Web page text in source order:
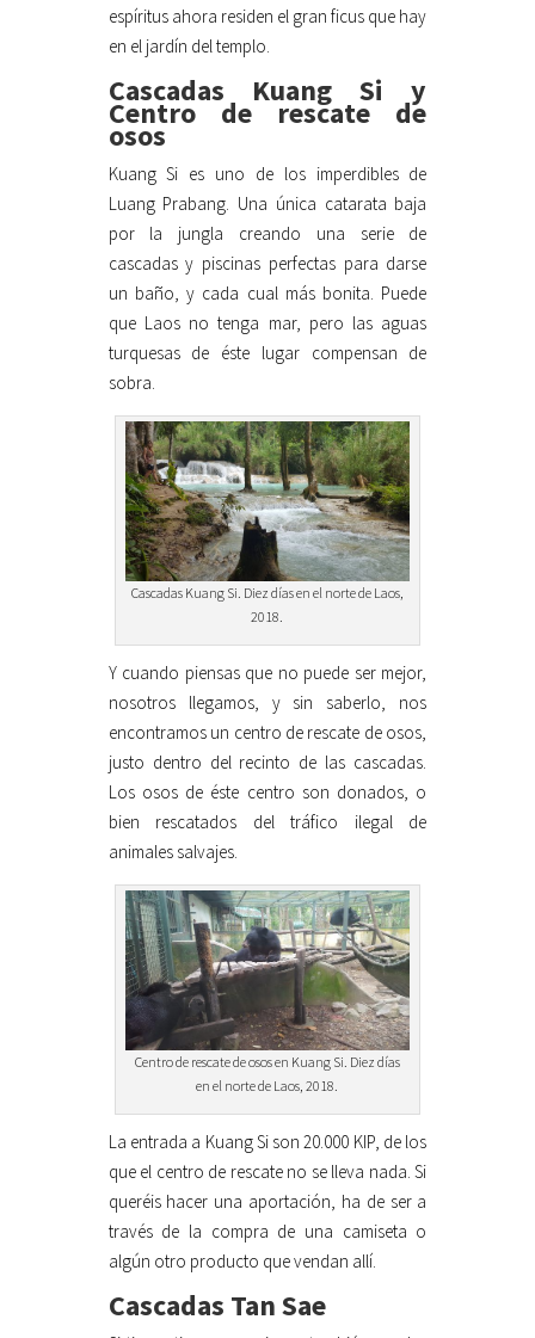
espíritus ahora residen el gran ficus que hay
en el jardín del templo.
Cascadas Kuang Si y
Centro de rescate de
osos
Kuang Si es uno de los imperdibles de
Luang Prabang. Una única catarata baja
por la jungla creando una serie de
cascadas y piscinas perfectas para darse
un baño, y cada cual más bonita. Puede
que Laos no tenga mar, pero las aguas
turquesas de éste lugar compensan de
sobra.
Cascadas Kuang Si. Diez días en el norte de Laos,
2018.
Y cuando piensas que no puede ser mejor,
nosotros llegamos, y sin saberlo, nos
encontramos un centro de rescate de osos,
justo dentro del recinto de las cascadas.
Los osos de éste centro son donados, o
bien rescatados del tráfico ilegal de
animales salvajes.
Centro de rescate de osos en Kuang Si. Diez días
en el norte de Laos, 2018.
La entrada a Kuang Si son 20.000 KIP, de los
que el centro de rescate no se lleva nada. Si
queréis hacer una aportación, ha de ser a
través de la compra de una camiseta o
algún otro producto que vendan allí.
Cascadas Tan Sae